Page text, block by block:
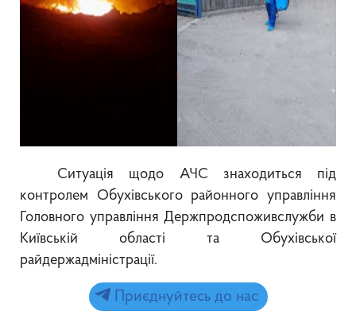
Ситуація щодо АЧС знаходиться під
контролем Обухівського районного управління
Головного управління Держпродспоживслужби в
Київській області та Обухівської
райдержадміністрації.
Приєднуйтесь до нас